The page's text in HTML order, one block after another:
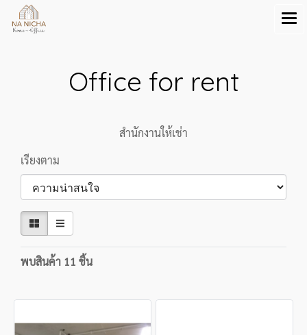
Office for rent
สำนักงานให้เช่า
เรียงตาม
พบสินค้า 11 ชิ้น